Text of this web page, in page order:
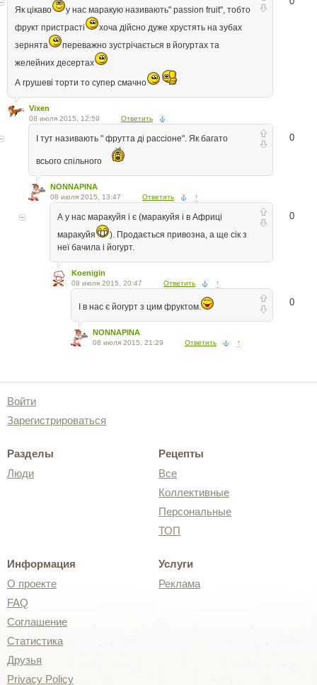
Як цікаво
у нас маракую називають" passion fruit", тобто
фрукт пристрасті
хоча дійсно дуже хрустять на зубах
зернята
переважно зустрічається в йогуртах та
желейних десертах
А грушеві торти то супер смачно
Vixen
08 июля 2015, 12:59 Ответить
0
І тут називають " фрутта ді рассіоне". Як багато
всього спільного
NONNAPINA
08 июля 2015, 13:47 Ответить ↑
0
А у нас маракуйя і є (маракуйя і в Африці
маракуйя
). Продається привозна, а ще сік з
неї бачила і йогурт.
Koenigin
08 июля 2015, 20:47 Ответить ↑
0
І в нас є йогурт з цим фруктом.
NONNAPINA
08 июля 2015, 21:29 Ответить ↑
Войти
Зарегистрироваться
Разделы
Люди
Рецепты
Все
Коллективные
Персональные
ТОП
Информация
О проекте
FAQ
Соглашение
Статистика
Друзья
Privacy Policy
Услуги
Реклама